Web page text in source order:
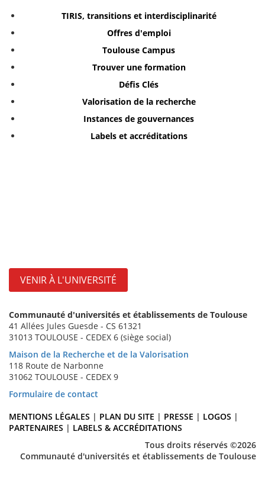
TIRIS, transitions et interdisciplinarité
Offres d'emploi
Toulouse Campus
Trouver une formation
Défis Clés
Valorisation de la recherche
Instances de gouvernances
Labels et accréditations
VENIR À L'UNIVERSITÉ
Communauté d'universités et établissements de Toulouse
41 Allées Jules Guesde - CS 61321
31013 TOULOUSE - CEDEX 6 (siège social)
Maison de la Recherche et de la Valorisation
118 Route de Narbonne
31062 TOULOUSE - CEDEX 9
Formulaire de contact
MENTIONS LÉGALES | PLAN DU SITE | PRESSE | LOGOS |
PARTENAIRES | LABELS & ACCRÉDITATIONS
Tous droits réservés ©2026
Communauté d'universités et établissements de Toulouse